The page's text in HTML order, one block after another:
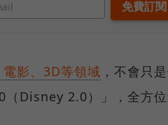
影、3D等領域 ，不會只
Disney 2.0）」，全方位